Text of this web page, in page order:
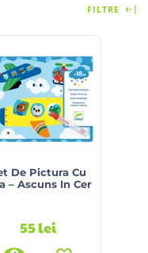
FILTRE
De Pictura Cu
– Ascuns In Cer
55lei